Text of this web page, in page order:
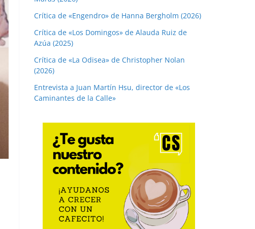
Crítica de «Engendro» de Hanna Bergholm (2026)
Crítica de «Los Domingos» de Alauda Ruiz de
Azúa (2025)
Crítica de «La Odisea» de Christopher Nolan
(2026)
Entrevista a Juan Martín Hsu, director de «Los
Caminantes de la Calle»